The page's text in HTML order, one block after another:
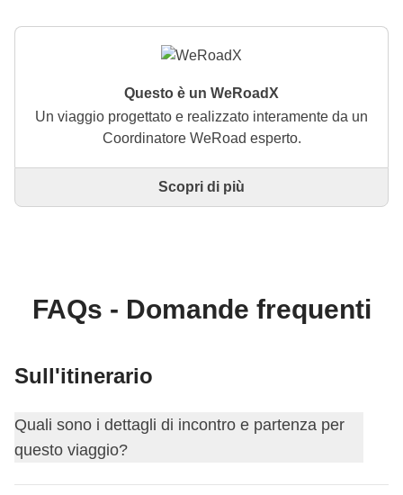
Questo è un WeRoadX
Un viaggio progettato e realizzato interamente da un
Coordinatore WeRoad esperto.
Questo è un viaggio progettato e realizzato
WeRoad potrai prenotare il viaggio e gestirlo nella
tua area personale, come qualsiasi altro WeRoad.
Scopri di più
FAQs - Domande frequenti
Sull'itinerario
Quali sono i dettagli di incontro e partenza per
questo viaggio?